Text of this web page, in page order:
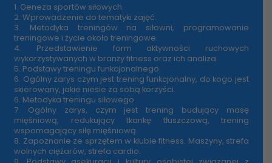
1. Geneza sportów siłowych.
2. Wprowadzenie do tematyki zajęć.
3. Metodyka treningów na siłowni, programowanie
treningowe i życie około treningowe.
4. Przedstawienie form aktywności ruchowych
wykorzystywanych w branży fitness oraz ich analiza.
5. Podstawy treningu funkcjonalnego.
6. Ogólny zarys czym jest trening funkcjonalny, do kogo jest
skierowany, jakie niesie za sobą korzyści.
6. Metodyka treningu siłowego.
7. Ogólny zarys, czym jest trening budujący masę
mięśniową, redukujący tkankę tłuszczową, trening
wspomagający siłę mięśniową.
8. Zapoznanie ze sprzętem w klubie fitness. Maszyny, strefa
wolnych ciężarów, strefa cardio.